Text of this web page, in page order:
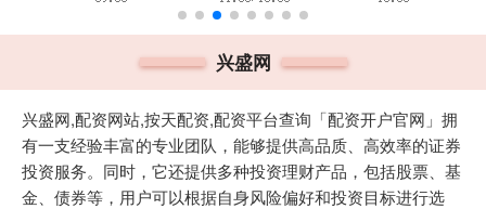
兴盛网
兴盛网,配资网站,按天配资,配资平台查询「配资开户官网」拥
有一支经验丰富的专业团队，能够提供高品质、高效率的证券
投资服务。同时，它还提供多种投资理财产品，包括股票、基
金、债券等，用户可以根据自身风险偏好和投资目标进行选